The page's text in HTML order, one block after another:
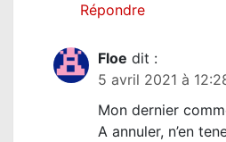
Répondre
Floe dit :
5 avril 2021 à
Mon dernier
A annuler, n’en